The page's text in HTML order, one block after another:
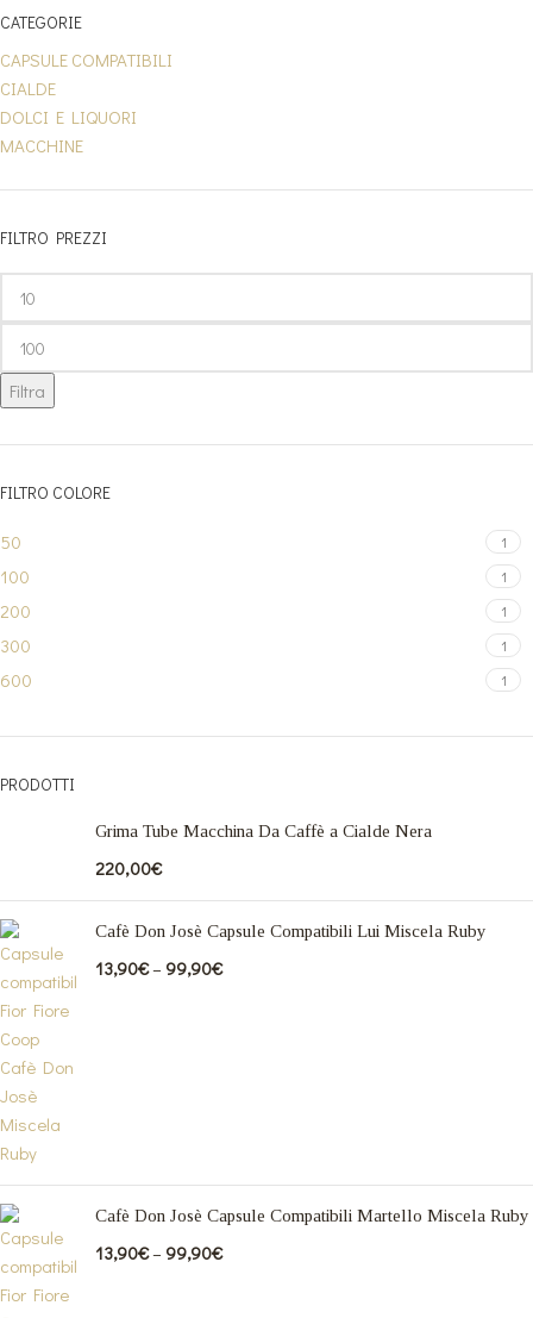
CATEGORIE
CAPSULE COMPATIBILI
CIALDE
DOLCI E LIQUORI
MACCHINE
FILTRO PREZZI
Filtra
FILTRO COLORE
50 1
100 1
200 1
300 1
600 1
PRODOTTI
Grima Tube Macchina Da Caffè a Cialde Nera
220,00€
Cafè Don Josè Capsule Compatibili Lui Miscela Ruby
13,90€– 99,90€
Cafè Don Josè Capsule Compatibili Martello Miscela Ruby
13,90€– 99,90€